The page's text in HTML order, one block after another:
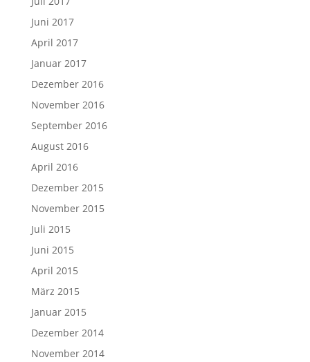
Juni 2017
April 2017
Januar 2017
Dezember 2016
November 2016
September 2016
August 2016
April 2016
Dezember 2015
November 2015
Juli 2015
Juni 2015
April 2015
März 2015
Januar 2015
Dezember 2014
November 2014